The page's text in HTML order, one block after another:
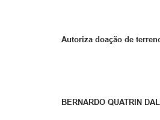
Autoriza doação de
BERNARDO QUATRIN